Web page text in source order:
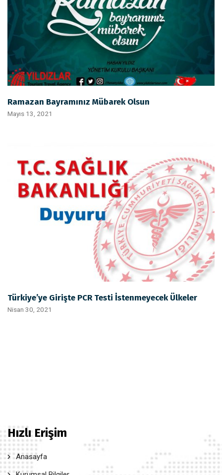
Ramazan Bayramınız Mübarek Olsun
Mayıs 13, 2021
Türkiye’ye Girişte PCR Testi İstenmeyecek Ülkeler
Nisan 30, 2021
Hızlı Erişim
Anasayfa